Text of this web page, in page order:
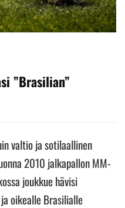
”Brasilian”
valtio ja sotilaallinen
2010 jalkapallon MM-
joukkue hävisi
oikealle Brasilialle